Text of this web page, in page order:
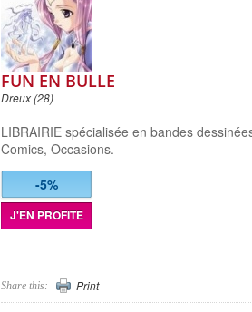
FUN EN BULLE
Dreux (28)
LIBRAIRIE spécialisée en bandes
Comics, Occasions.
-5%
J'EN PROFITE
Share this: Print